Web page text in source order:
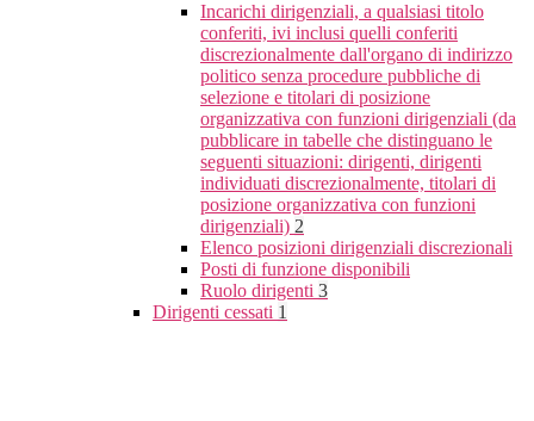
Incarichi dirigenziali, a qualsiasi titolo
conferiti, ivi inclusi quelli conferiti
discrezionalmente dall'organo di indirizzo
politico senza procedure pubbliche di
selezione e titolari di posizione
organizzativa con funzioni dirigenziali (da
pubblicare in tabelle che distinguano le
seguenti situazioni: dirigenti, dirigenti
individuati discrezionalmente, titolari di
posizione organizzativa con funzioni
dirigenziali) 2
Elenco posizioni dirigenziali discrezionali
Posti di funzione disponibili
Ruolo dirigenti 3
Dirigenti cessati 1